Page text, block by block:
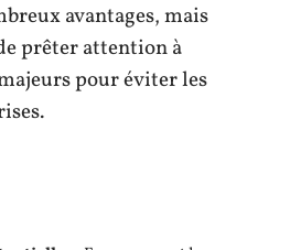
avantages, mais
prêter attention à
pour éviter les